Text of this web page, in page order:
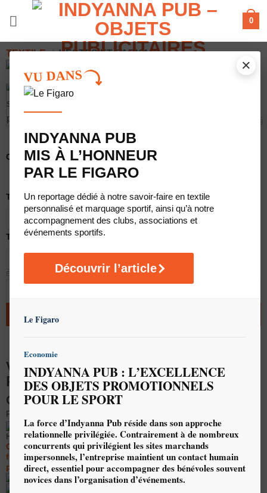
0
×
VU DANS
INDYANNA PUB
MIS À L’HONNEUR
PAR LE FIGARO
Un reportage dédié à notre savoir-faire en textile
personnalisé et marquage sportif, ainsi qu’à notre
accompagnement des clubs, associations et
événements sportifs.
Découvrir l’article
Le Figaro
Economie
INDYANNA PUB : L’EXCELLENCE
DES OBJETS PROMOTIONNELS
POUR LE SPORT
La force d’Indyanna Pub réside dans son approche
relationnelle privilégiée. Contrairement à de nombreux
concurrents qui privilégient les sites marchands
impersonnels, l’entreprise maintient un contact humain
direct, essentiel pour accompagner des bénévoles souvent
novices dans l’organisation d’événements.
TEXTILE / VESTES ET PARKAS
Coloris du produit
Taille
S M L XL XXL
Type de marquage
EFFACER
VESTE SOFTSHELL
PERSONNALISÉE
Capuche - 300 grs/m²
REF : NA52
Ces prix (indicatifs) s'entendent : PU
HT, voir la grille des tarifs
Ces tarifs sont susceptibles d'évoluer à tout moment en
fonction des variations des cours de change (dollars US), du
pétrole, et des coûts du transport.
Délais : 4 semaines
Quantité minimale de